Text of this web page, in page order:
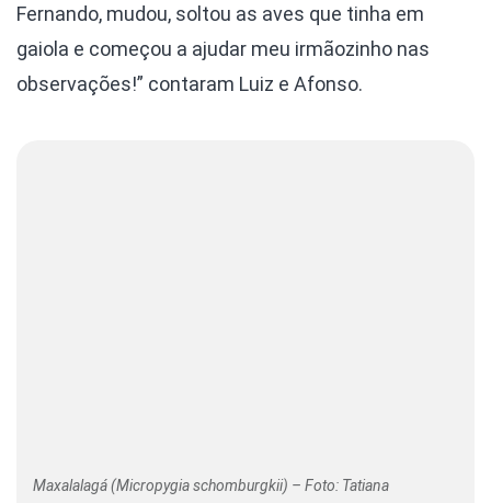
Fernando, mudou, soltou as aves que tinha em
gaiola e começou a ajudar meu irmãozinho nas
observações!” contaram Luiz e Afonso.
Maxalalagá (Micropygia schomburgkii) – Foto: Tatiana